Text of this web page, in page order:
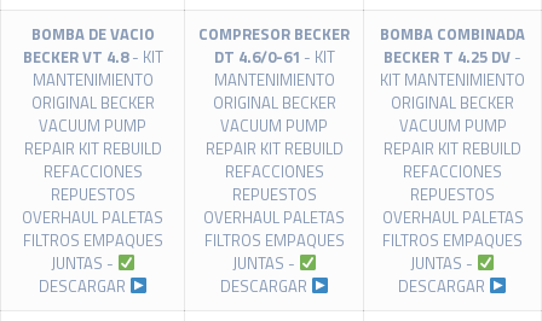
BOMBA DE VACIO
BECKER VT 4.8- KIT
MANTENIMIENTO
ORIGINAL BECKER
VACUUM PUMP
REPAIR KIT REBUILD
REFACCIONES
REPUESTOS
OVERHAUL PALETAS
FILTROS EMPAQUES
JUNTAS -
DESCARGAR
COMPRESOR BECKER
DT 4.6/0-61 - KIT
MANTENIMIENTO
ORIGINAL BECKER
VACUUM PUMP
REPAIR KIT REBUILD
REFACCIONES
REPUESTOS
OVERHAUL PALETAS
FILTROS EMPAQUES
JUNTAS -
DESCARGAR
BOMBA COMBINADA
BECKER T 4.25 DV -
KIT MANTENIMIENTO
ORIGINAL BECKER
VACUUM PUMP
REPAIR KIT REBUILD
REFACCIONES
REPUESTOS
OVERHAUL PALETAS
FILTROS EMPAQUES
JUNTAS -
DESCARGAR